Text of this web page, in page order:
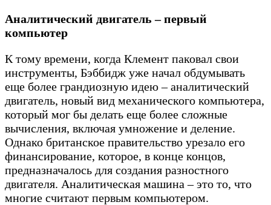
Аналитический двигатель – первый
компьютер
К тому времени, когда Клемент паковал свои
инструменты, Бэббидж уже начал обдумывать
еще более грандиозную идею – аналитический
двигатель, новый вид механического компьютера,
который мог бы делать еще более сложные
вычисления, включая умножение и деление.
Однако британское правительство урезало его
финансирование, которое, в конце концов,
предназначалось для создания разностного
двигателя. Аналитическая машина – это то, что
многие считают первым компьютером.